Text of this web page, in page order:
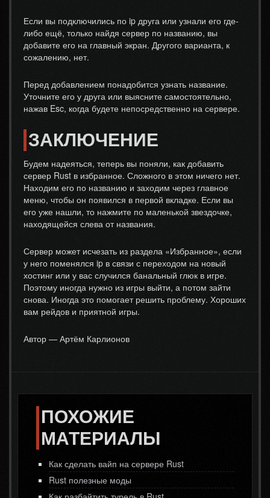
Если вы подключились по ip друга или узнали его где-
либо ещё, только найдя сервер по названию, вы
добавите его на главный экран. Другого варианта, к
сожалению, нет.
Перед добавлением понадобится узнать название.
Уточните его у друга или выясните самостоятельно,
нажав Esc, когда будете непосредственно на сервере.
ЗАКЛЮЧЕНИЕ
Будем надеяться, теперь вы поняли, как добавить
сервер Rust в избранное. Сложного в этом ничего нет.
Находим его по названию и заходим через главное
меню, чтобы он появился в первой вкладке. Если вы
его уже нашли, то нажмите по маленькой звездочке,
находящейся слева от названия.
Сервер может исчезать из раздела «Избранное», если
у него поменялся ip в связи с переходом на новый
хостинг или у вас случился банальный глюк в игре.
Поэтому иногда нужно из игры выйти, а потом зайти
снова. Иногда это помогает решить проблему. Хороших
вам рейдов и приятной игры.
Автор — Артём Карлионов
ПОХОЖИЕ
МАТЕРИАЛЫ
Как сделать вайп на сервере Rust
Rust полезные моды